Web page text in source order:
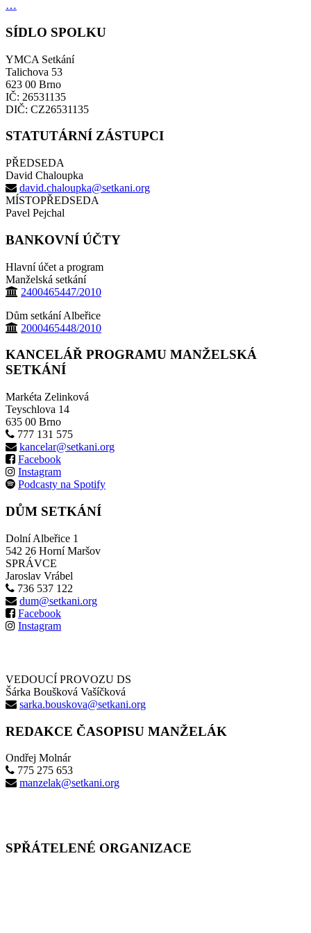
…
SÍDLO SPOLKU
YMCA Setkání
Talichova 53
623 00 Brno
IČ: 26531135
DIČ: CZ26531135
STATUTÁRNÍ ZÁSTUPCI
PŘEDSEDA
David Chaloupka
david.chaloupka@setkani.org
MÍSTOPŘEDSEDA
Pavel Pejchal
BANKOVNÍ ÚČTY
Hlavní účet a program
Manželská setkání
2400465447/2010
Dům setkání Albeřice
2000465448/2010
KANCELÁŘ PROGRAMU MANŽELSKÁ
SETKÁNÍ
Markéta Zelinková
Teyschlova 14
635 00 Brno
777 131 575
kancelar@setkani.org
Facebook
Instagram
Podcasty na Spotify
DŮM SETKÁNÍ
Dolní Albeřice 1
542 26 Horní Maršov
SPRÁVCE
Jaroslav Vrábel
736 537 122
dum@setkani.org
Facebook
Instagram
VEDOUCÍ PROVOZU DS
Šárka Boušková Vašíčková
sarka.bouskova@setkani.org
REDAKCE ČASOPISU MANŽELÁK
Ondřej Molnár
775 275 653
manzelak@setkani.org
SPŘÁTELENÉ ORGANIZACE